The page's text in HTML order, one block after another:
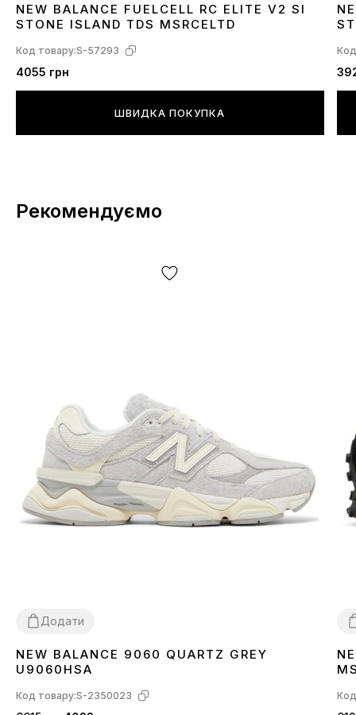
4041
NEW BALANCE FUELCELL RC ELITE V2 SI
STONE ISLAND TDS MSRCELTD
Код товару:S-57293
4055 грн
ШВИДКА ПОКУПКА
Рекомендуємо
Додати
3637 3839404142 43 4445
NEW BALANCE 9060 QUARTZ GREY
U9060HSA
Код товару:S-2350023